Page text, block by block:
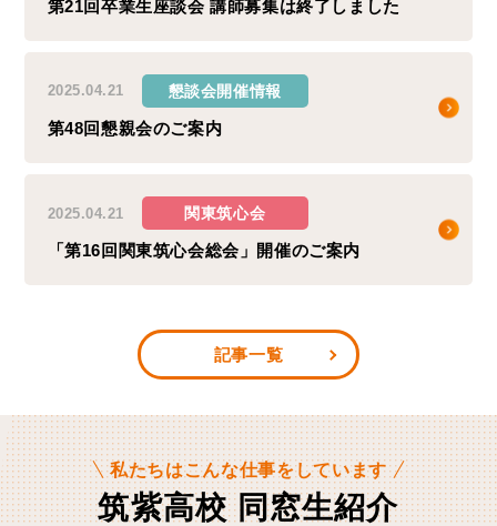
第21回卒業生座談会 講師募集は終了しました
2025.04.21 懇談会開催情報
第48回懇親会のご案内
2025.04.21 関東筑心会
「第16回関東筑心会総会」開催のご案内
記事一覧
私たちはこんな仕事をしています
筑紫高校 同窓生紹介